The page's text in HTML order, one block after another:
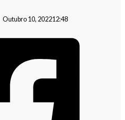
Outubro 10, 202212:48